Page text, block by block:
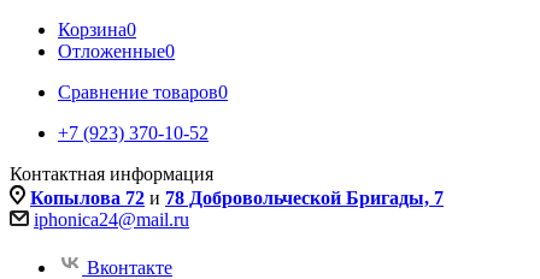
Корзина0
Отложенные0
Сравнение товаров0
+7 (923) 370-10-52
Контактная информация
Копылова 72 и 78 Добровольческой Бригады, 7
iphonica24@mail.ru
Вконтакте